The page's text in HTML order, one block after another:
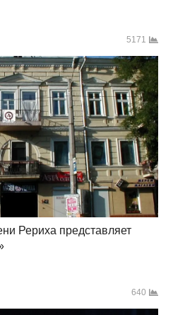
5171
Рериха представляет
640